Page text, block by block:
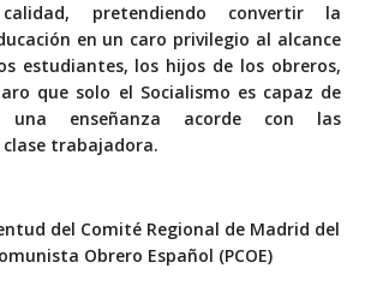
pretendiendo convertir la
en un caro privilegio al alcance
estudiantes, los hijos de los obreros,
que solo el Socialismo es capaz de
una enseñanza acorde con las
clase trabajadora.
del Comité Regional de Madrid del
Obrero Español (PCOE)